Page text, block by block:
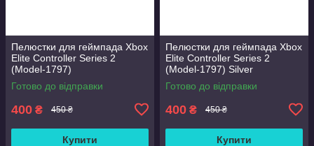
Пелюстки для геймпада Xbox
Elite Controller Series 2
(Model-1797)
Готово до відправки
400 ₴ 450 ₴
Купити
Пелюстки для геймпада Xbox
Elite Controller Series 2
(Model-1797) Silver
Готово до відправки
400 ₴ 450 ₴
Купити